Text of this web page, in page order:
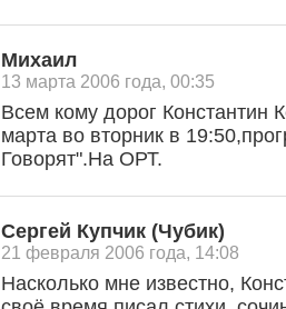
Михаил
13 марта 2006 года, 00:35
Всем кому дорог Константин
марта во вторник в
Говорят".На ОРТ.
Сергей Купчик (Чубик)
21 февраля 2006 года, 14:08
Насколько мне известно,